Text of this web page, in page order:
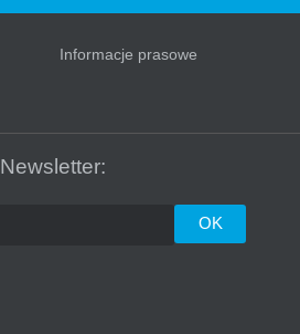
Informacje prasowe
Newsletter: